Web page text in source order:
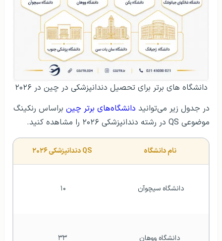
دانشگاه های برتر برای تحصیل دندانپزشکی در چین در ۲۰۲۶
در جدول زیر می‌توانید دانشگاه‌های برتر چین براساس رنکینگ
موضوعی QS در رشته دندانپزشکی ۲۰۲۶ را مشاهده کنید.
نام دانشگاه QS دندانپزشکی ۲۰۲۶
دانشگاه سیچوآن ۱۰
دانشگاه ووهان ۳۳